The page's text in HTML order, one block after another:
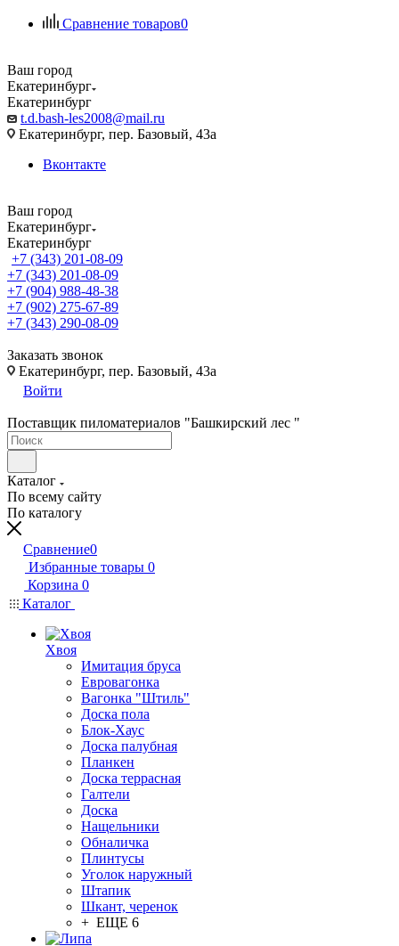
Сравнение товаров0
Ваш город
Екатеринбург
Екатеринбург
t.d.bash-les2008@mail.ru
Екатеринбург, пер. Базовый, 43а
Вконтакте
Ваш город
Екатеринбург
Екатеринбург
+7 (343) 201-08-09
+7 (343) 201-08-09
+7 (904) 988-48-38
+7 (902) 275-67-89
+7 (343) 290-08-09
Заказать звонок
Екатеринбург, пер. Базовый, 43а
Войти
Поставщик пиломатериалов "Башкирский лес "
Каталог
По всему сайту
По каталогу
Сравнение0
Избранные товары 0
Корзина 0
Каталог
Хвоя
Имитация бруса
Евровагонка
Вагонка "Штиль"
Доска пола
Блок-Хаус
Доска палубная
Планкен
Доска террасная
Галтели
Доска
Нащельники
Обналичка
Плинтусы
Уголок наружный
Штапик
Шкант, черенок
+ ЕЩЕ 6